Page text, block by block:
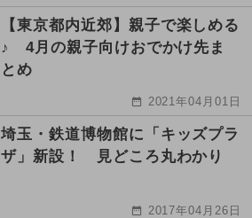
【東京都内近郊】親子で楽しめる
♪ 4月の親子向けおでかけ先ま
とめ
2021年04月01日
埼玉・鉄道博物館に「キッズプラ
ザ」新設！ 見どころ丸わかり
2017年04月26日